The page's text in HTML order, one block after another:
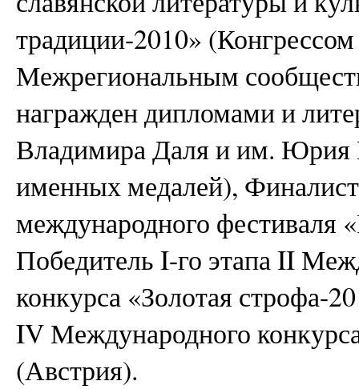
традиции-2010»
Межрегиональным
награжден дипломами и
Владимира Даля и им. Юрия
именных медалей),
международного фестиваля
Победитель I-го этапа II
конкурса «Золотая строфа-
IV Международного
(Австрия).